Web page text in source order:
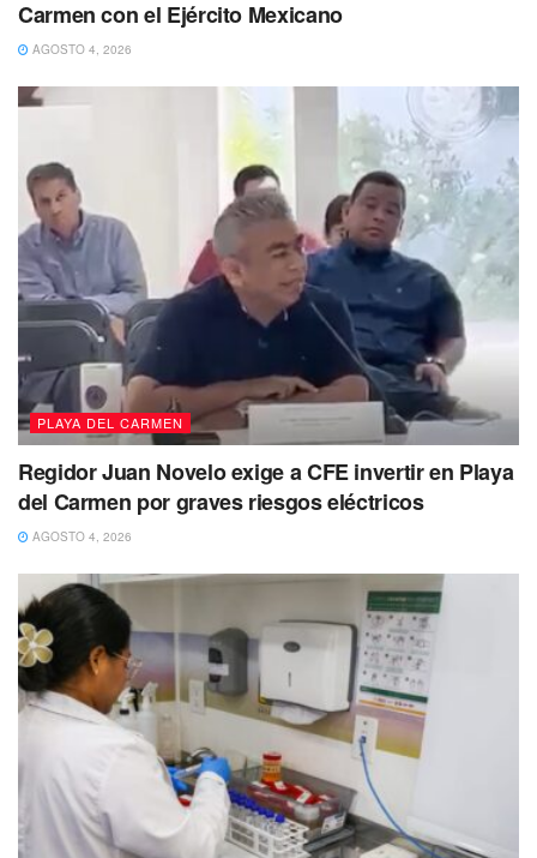
Tags: Lili Campos Playa del Carmen
Quintana Roo
Solidaridad
Carmen con el Ejército Mexicano
AGOSTO 4, 2026
PLAYA DEL CARMEN
Regidor Juan Novelo exige a CFE invertir en Playa
del Carmen por graves riesgos eléctricos
AGOSTO 4, 2026